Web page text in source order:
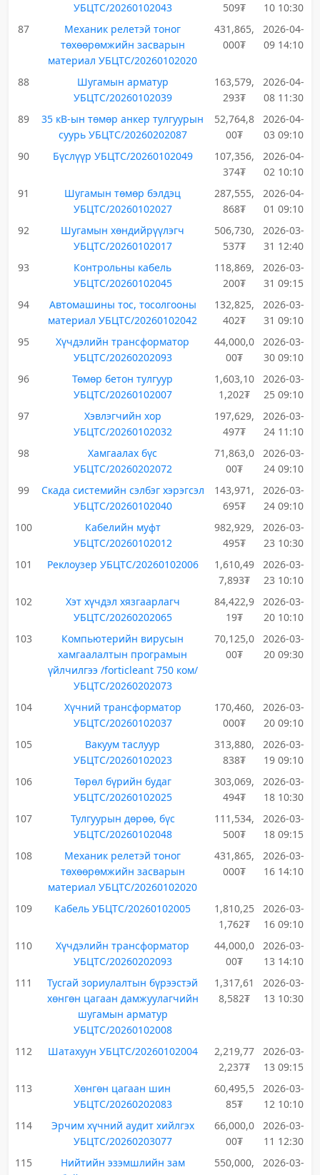
УБЦТС/20260102043
509₮
10 10:30
87
Механик релетэй тоног
төхөөрөмжийн засварын
материал УБЦТС/20260102020
431,865,
000₮
2026-04-
09 14:10
88
Шугамын арматур
УБЦТС/20260102039
163,579,
293₮
2026-04-
08 11:30
89
35 кВ-ын төмөр анкер тулгуурын
суурь УБЦТС/20260202087
52,764,8
00₮
2026-04-
03 09:10
90
Бүслүүр УБЦТС/20260102049
107,356,
374₮
2026-04-
02 10:10
91
Шугамын төмөр бэлдэц
УБЦТС/20260102027
287,555,
868₮
2026-04-
01 09:10
92
Шугамын хөндийрүүлэгч
УБЦТС/20260102017
506,730,
537₮
2026-03-
31 12:40
93
Контрольны кабель
УБЦТС/20260102045
118,869,
200₮
2026-03-
31 09:15
94
Автомашины тос, тосолгооны
материал УБЦТС/20260102042
132,825,
402₮
2026-03-
31 09:10
95
Хүчдэлийн трансформатор
УБЦТС/20260202093
44,000,0
00₮
2026-03-
30 09:10
96
Төмөр бетон тулгуур
УБЦТС/20260102007
1,603,10
1,202₮
2026-03-
25 09:10
97
Хэвлэгчийн хор
УБЦТС/20260102032
197,629,
497₮
2026-03-
24 11:10
98
Хамгаалах бүс
УБЦТС/20260202072
71,863,0
00₮
2026-03-
24 09:10
99
Скада системийн сэлбэг хэрэгсэл
УБЦТС/20260102040
143,971,
695₮
2026-03-
24 09:10
100
Кабелийн муфт
УБЦТС/20260102012
982,929,
495₮
2026-03-
23 10:30
101
Реклоузер УБЦТС/20260102006
1,610,49
7,893₮
2026-03-
23 10:10
102
Хэт хүчдэл хязгаарлагч
УБЦТС/20260202065
84,422,9
19₮
2026-03-
20 10:10
103
Компьютерийн вирусын
хамгаалалтын програмын
үйлчилгээ /forticleant 750 ком/
УБЦТС/20260202073
70,125,0
00₮
2026-03-
20 09:30
104
Хүчний трансформатор
УБЦТС/20260102037
170,460,
000₮
2026-03-
20 09:10
105
Вакуум таслуур
УБЦТС/20260102023
313,880,
838₮
2026-03-
19 09:10
106
Төрөл бүрийн будаг
УБЦТС/20260102025
303,069,
494₮
2026-03-
18 10:30
107
Тулгуурын дөрөө, бүс
УБЦТС/20260102048
111,534,
500₮
2026-03-
18 09:15
108
Механик релетэй тоног
төхөөрөмжийн засварын
материал УБЦТС/20260102020
431,865,
000₮
2026-03-
16 14:10
109 Кабель УБЦТС/20260102005
1,810,25
1,762₮
2026-03-
16 09:10
110
Хүчдэлийн трансформатор
УБЦТС/20260202093
44,000,0
00₮
2026-03-
13 14:10
111
Тусгай зориулалтын бүрээстэй
хөнгөн цагаан дамжуулагчийн
шугамын арматур
УБЦТС/20260102008
1,317,61
8,582₮
2026-03-
13 10:30
112 Шатахуун УБЦТС/20260102004
2,219,77
2,237₮
2026-03-
13 09:15
113
Хөнгөн цагаан шин
УБЦТС/20260202083
60,495,5
85₮
2026-03-
12 10:10
114
Эрчим хүчний аудит хийлгэх
УБЦТС/20260203077
66,000,0
00₮
2026-03-
11 12:30
115
Нийтийн эзэмшлийн зам
550,000,
2026-03-